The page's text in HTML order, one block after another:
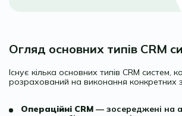
Огляд основних типів CRM
Існує кілька основних типів CRM систем,
розрахований на виконання конкретних
Операційні CRM — зосереджені на